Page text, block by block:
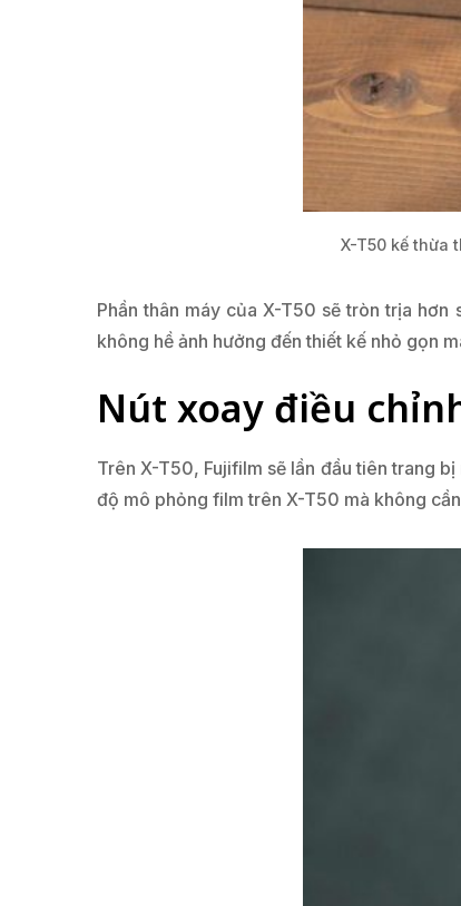
X-T50 kế thừa
Phần thân máy của X-T50 sẽ tròn trịa
không hề ảnh hưởng đến thiết kế nhỏ gọn
Nút xoay điều
Trên X-T50, Fujifilm sẽ lần đầu tiên trang
độ mô phỏng film trên X-T50 mà không